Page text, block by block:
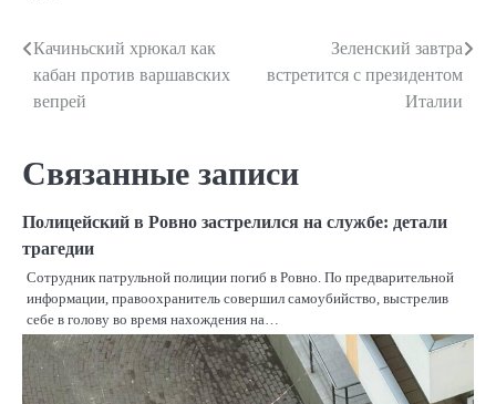
Навигация
по
Качиньский хрюкал как
кабан против варшавских
вепрей
Зеленский завтра
встретится с президентом
Италии
Связанные записи
Полицейский в Ровно застрелился на службе: детали
трагедии
Сотрудник патрульной полиции погиб в Ровно. По предварительной
информации, правоохранитель совершил самоубийство, выстрелив
себе в голову во время нахождения на…